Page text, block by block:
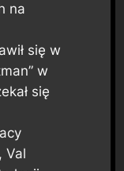
na
się w
w
się
Val